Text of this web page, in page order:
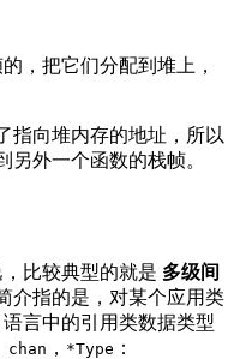
，把它们分配到堆上，
指向堆内存的地址，所以
外一个函数的栈帧。
比较典型的就是 多级间
介指的是，对某个应用类
言中的引用类数据类型
chan ， *Type ：